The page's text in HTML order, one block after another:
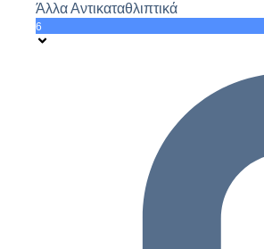
Άλλα Αντικαταθλιπτικά
6